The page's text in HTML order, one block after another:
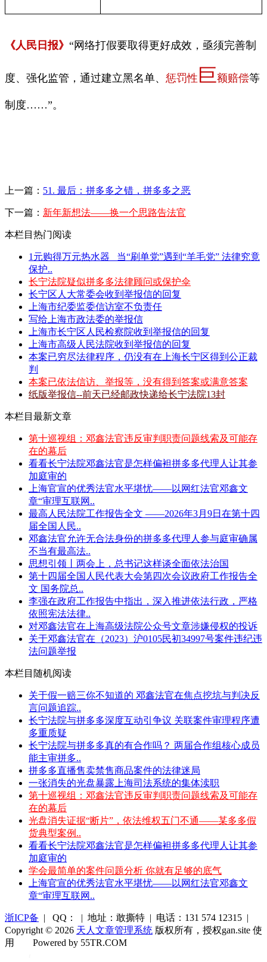
《人民日报》 “网络打假要取得更好成效，亟须完善制
度、强化监管，通过建立黑名单、 惩罚性 巨额赔偿等
制度……”。
上一篇： 51. 最后：拼多多之错，拼多多之恶
下一篇： 新年新想法——换一个思路告法官
本栏目热门阅读
1元购得万元热水器 _当“刷单党”遇到“羊毛党” 法律究竟
保护..
长宁法院疑似拼多多法律顾问或保护伞
长宁区人大常委会收到举报信的回复
上海市纪委监委信访室不负责任
写给上海市政法委的举报信
上海市长宁区人民检察院收到举报信的回复
上海市高级人民法院收到举报信的回复
本案已穷尽法律程序，仍没有在上海长宁区得到公正裁
判
本案已依法信访、举报等，没有得到答案或满意答案
纸版举报信--前天已经邮政快递给长宁法院13封
本栏目最新文章
第十巡视组：邓鑫法官违反审判职责问题线索及可能存
在的幕后
看看长宁法院邓鑫法官是怎样偏袒拼多多代理人让其参
加庭审的
上海官宣的优秀法官水平堪忧——以网红法官邓鑫文
章“审理互联网..
最高人民法院工作报告全文 ——2026年3月9日在第十四
届全国人民..
邓鑫法官允许无合法身份的拼多多代理人参与庭审确属
不当有最高法..
思想引领丨两会上，总书记这样谈全面依法治国
第十四届全国人民代表大会第四次会议政府工作报告全
文 国务院总..
李强在政府工作报告中指出，深入推进依法行政，严格
依照宪法法律..
对邓鑫法官在上海高级法院公众号文章涉嫌侵权的投诉
关于邓鑫法官在（2023）沪0105民初34997号案件违纪违
法问题举报
本栏目随机阅读
关于假一赔三你不知道的 邓鑫法官在焦点挖坑与判决反
言问题追踪..
长宁法院与拼多多深度互动引争议 关联案件审理程序遭
多重质疑
长宁法院与拼多多真的有合作吗？ 两届合作组核心成员
能主审拼多..
拼多多直播售卖禁售商品案件的法律迷局
一张消失的光盘暴露上海司法系统的集体渎职
第十巡视组：邓鑫法官违反审判职责问题线索及可能存
在的幕后
光盘消失证据“断片”，依法维权五门不通——某多多假
货典型案例..
看看长宁法院邓鑫法官是怎样偏袒拼多多代理人让其参
加庭审的
学会最简单的案件问题分析 你就有足够的底气
上海官宣的优秀法官水平堪忧——以网红法官邓鑫文
章“审理互联网..
浙ICP备 | QQ： | 地址：敢撕特 | 电话：131 574 12315 |
Copyright © 2026 天人文章管理系统 版权所有，授权gan.site 使
用
Powered by 55TR.COM